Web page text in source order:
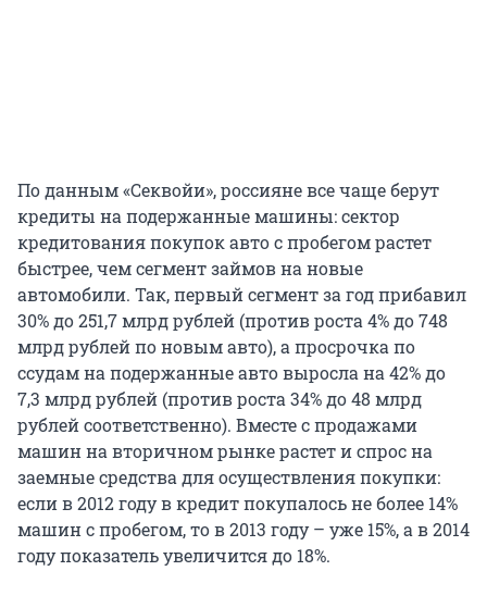
По данным «Секвойи», россияне все чаще берут
кредиты на подержанные машины: сектор
кредитования покупок авто с пробегом растет
быстрее, чем сегмент займов на новые
автомобили. Так, первый сегмент за год прибавил
30% до 251,7 млрд рублей (против роста 4% до 748
млрд рублей по новым авто), а просрочка по
ссудам на подержанные авто выросла на 42% до
7,3 млрд рублей (против роста 34% до 48 млрд
рублей соответственно). Вместе с продажами
машин на вторичном рынке растет и спрос на
заемные средства для осуществления покупки:
если в 2012 году в кредит покупалось не более 14%
машин с пробегом, то в 2013 году – уже 15%, а в 2014
году показатель увеличится до 18%.